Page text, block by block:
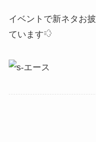
イベントで新ネタお
ています